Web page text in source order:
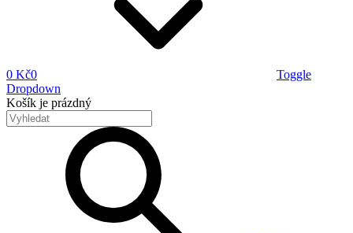
0 Kč0
Toggle
Dropdown
Košík je prázdný